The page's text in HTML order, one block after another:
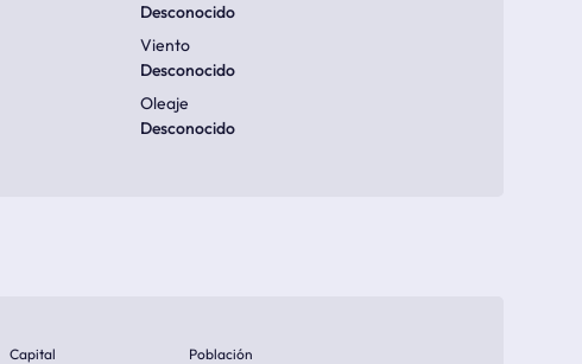
Desconocido
Viento
Desconocido
Oleaje
Desconocido
Capital Población